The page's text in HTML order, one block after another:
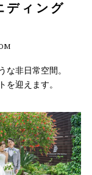
ディング
な非日常空間。
を迎えます。